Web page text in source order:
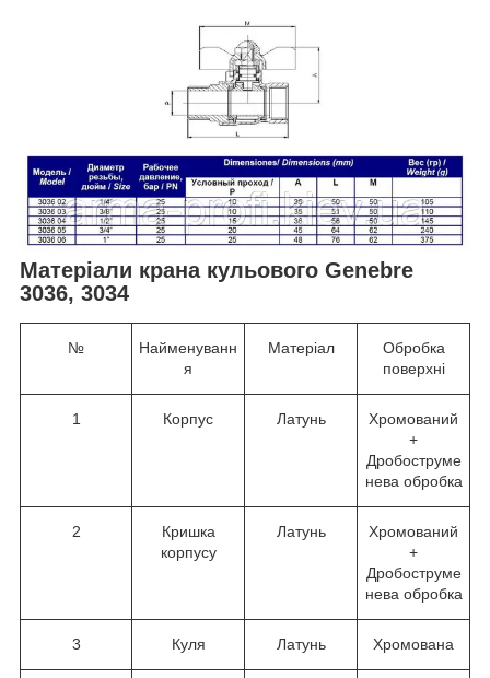
Матеріали крана кульового Genebre
3036, 3034
№
Найменуванн
я
Матеріал
Обробка
поверхні
1 Корпус Латунь
Хромований
+
Дробоструме
нева обробка
2
Кришка
корпусу
Латунь
Хромований
+
Дробоструме
нева обробка
3 Куля Латунь Хромована